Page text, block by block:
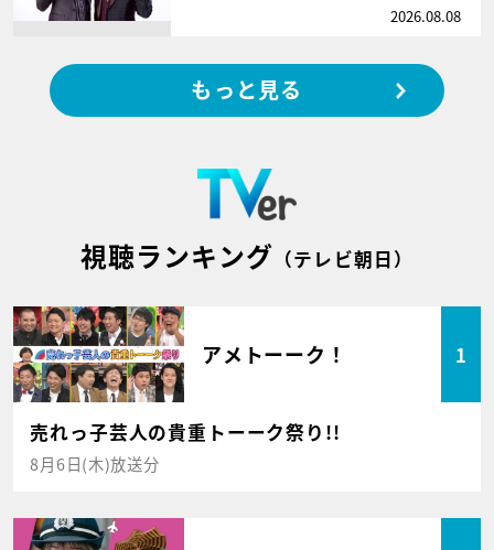
2026.08.08
もっと見る
視聴ランキング （テレビ朝日）
アメトーーク！ 1
売れっ子芸人の貴重トーーク祭り!!
8月6日(木)放送分